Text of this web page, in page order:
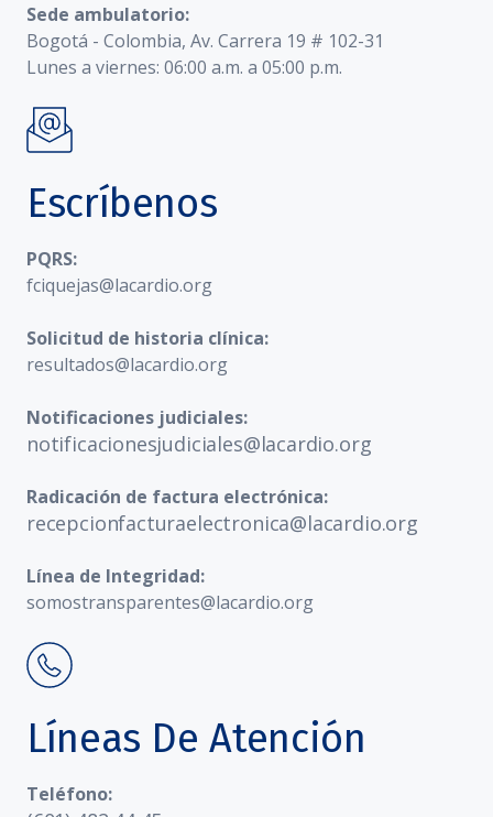
Sede ambulatorio:
Bogotá - Colombia, Av. Carrera 19 # 102-31
Lunes a viernes: 06:00 a.m. a 05:00 p.m.
Escríbenos
PQRS:
fciquejas@lacardio.org
Solicitud de historia clínica:
resultados@lacardio.org
Notificaciones judiciales:
notificacionesjudiciales@lacardio.org
Radicación de factura electrónica:
recepcionfacturaelectronica@lacardio.org
Línea de Integridad:
somostransparentes@lacardio.org
Líneas De Atención
Teléfono: